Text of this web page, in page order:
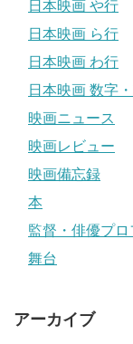
日本映画 や行
日本映画 ら行
日本映画 わ行
日本映画 数字
映画ニュース
映画レビュー
映画備忘録
本
監督・俳優プ
舞台
アーカイブ